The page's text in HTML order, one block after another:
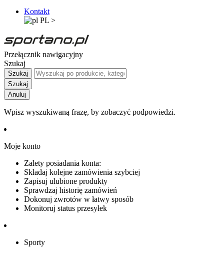
Kontakt
PL >
Przełącznik nawigacyjny
Szukaj
Szukaj
Szukaj
Anuluj
Wpisz wyszukiwaną frazę, by zobaczyć podpowiedzi.
Moje konto
Zalety posiadania konta:
Składaj kolejne zamówienia szybciej
Zapisuj ulubione produkty
Sprawdzaj historię zamówień
Dokonuj zwrotów w łatwy sposób
Monitoruj status przesyłek
Sporty